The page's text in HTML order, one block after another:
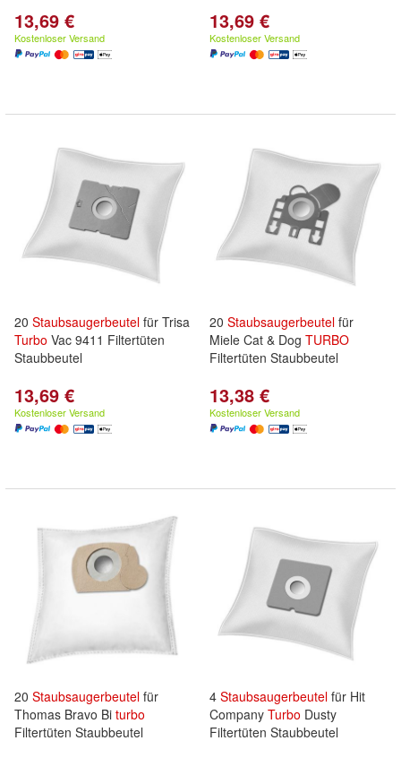
13,69 €
Kostenloser Versand
13,69 €
Kostenloser Versand
20 Staubsaugerbeutel für Trisa
Turbo Vac 9411 Filtertüten
Staubbeutel
13,69 €
Kostenloser Versand
20 Staubsaugerbeutel für
Miele Cat & Dog TURBO
Filtertüten Staubbeutel
13,38 €
Kostenloser Versand
20 Staubsaugerbeutel für
Thomas Bravo Bi turbo
Filtertüten Staubbeutel
4 Staubsaugerbeutel für Hit
Company Turbo Dusty
Filtertüten Staubbeutel